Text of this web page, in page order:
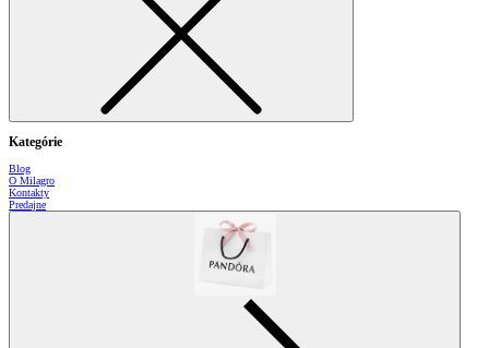
Kategórie
Blog
O Milagro
Kontakty
Predajne